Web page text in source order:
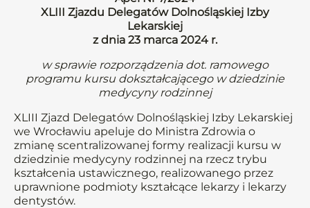
XLIII Zjazdu Delegatów Dolnośląskiej Izby
Lekarskiej
z dnia 23 marca 2024 r.
w sprawie rozporządzenia dot. ramowego
programu kursu dokształcającego w dziedzinie
medycyny rodzinnej
XLIII Zjazd Delegatów Dolnośląskiej Izby Lekarskiej
we Wrocławiu apeluje do Ministra Zdrowia o
zmianę scentralizowanej formy realizacji kursu w
dziedzinie medycyny rodzinnej na rzecz trybu
kształcenia ustawicznego, realizowanego przez
uprawnione podmioty kształcące lekarzy i lekarzy
dentystów.